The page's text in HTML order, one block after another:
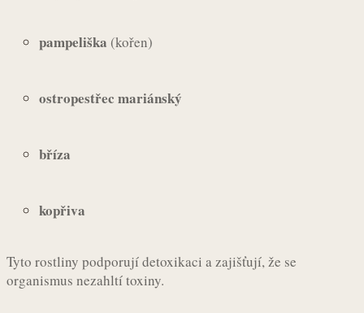
pampeliška (kořen)
ostropestřec mariánský
bříza
kopřiva
Tyto rostliny podporují detoxikaci a zajišťují, že se
organismus nezahltí toxiny.